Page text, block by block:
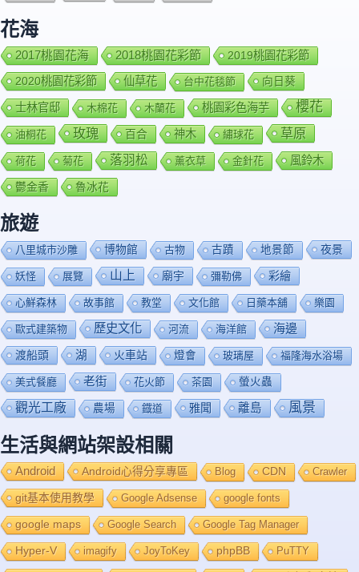
花海
2017桃園花海 2018桃園花彩節
2019桃園花彩節
2020桃園花彩節
仙草花 台中花毯節 向日葵
士林官邸 木棉花 木蘭花 桃園彩色海芋 櫻花
油桐花 玫瑰 百合 神木 繡球花 草原
荷花 菊花 落羽松 薰衣草 金針花 風鈴木
鬱金香 魯冰花
旅遊
八里城市沙雕 博物館 古物 古蹟 地景節 夜景
妖怪 展覽 山上 廟宇 彌勒佛 彩繪
心鮮森林 故事館 教堂 文化館 日藥本舖 樂園
歐式建築物 歷史文化 河流 海洋館 海邊
渡船頭 湖 火車站 燈會 玻璃屋 福隆海水浴場
美式餐廳 老街 花火節 茶園 螢火蟲
觀光工廠 農場 鐡道 雅聞 離島 風景
生活與網站架設相關
Android Android心得分享專區 Blog CDN Crawler
git基本使用教學 Google Adsense google fonts
google maps Google Search Google Tag Manager
Hyper-V imagify JoyToKey phpBB PuTTY